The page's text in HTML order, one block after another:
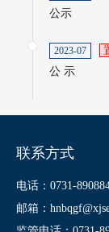
公示
2023-07
公 示
联系方式
电话：0731-
邮箱：